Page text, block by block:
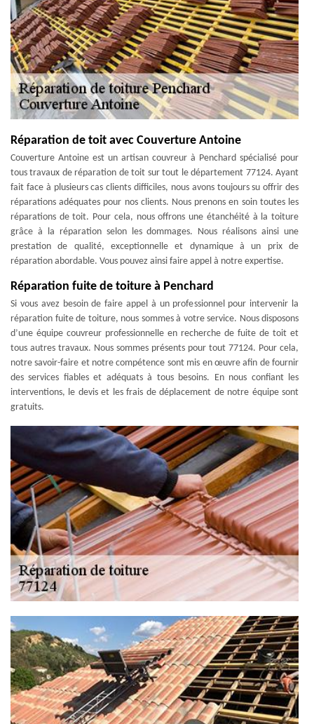
Réparation de toit avec Couverture Antoine
Couverture Antoine est un artisan couvreur à Penchard spécialisé pour
tous travaux de réparation de toit sur tout le département 77124. Ayant
fait face à plusieurs cas clients difficiles, nous avons toujours su offrir des
réparations adéquates pour nos clients. Nous prenons en soin toutes les
réparations de toit. Pour cela, nous offrons une étanchéité à la toiture
grâce à la réparation selon les dommages. Nous réalisons ainsi une
prestation de qualité, exceptionnelle et dynamique à un prix de
réparation abordable. Vous pouvez ainsi faire appel à notre expertise.
Réparation fuite de toiture à Penchard
Si vous avez besoin de faire appel à un professionnel pour intervenir la
réparation fuite de toiture, nous sommes à votre service. Nous disposons
d’une équipe couvreur professionnelle en recherche de fuite de toit et
tous autres travaux. Nous sommes présents pour tout 77124. Pour cela,
notre savoir-faire et notre compétence sont mis en œuvre afin de fournir
des services fiables et adéquats à tous besoins. En nous confiant les
interventions, le devis et les frais de déplacement de notre équipe sont
gratuits.